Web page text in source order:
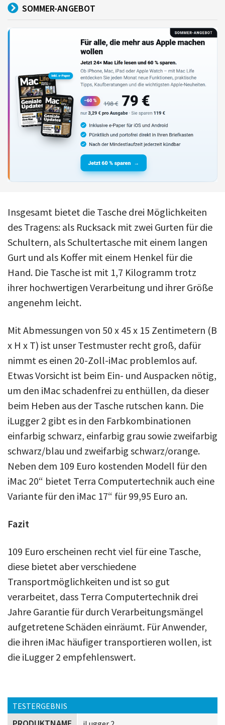
SOMMER-ANGEBOT
Insgesamt bietet die Tasche drei Möglichkeiten
des Tragens: als Rucksack mit zwei Gurten für die
Schultern, als Schultertasche mit einem langen
Gurt und als Koffer mit einem Henkel für die
Hand. Die Tasche ist mit 1,7 Kilogramm trotz
ihrer hochwertigen Verarbeitung und ihrer Größe
angenehm leicht.
Mit Abmessungen von 50 x 45 x 15 Zentimetern (B
x H x T) ist unser Testmuster recht groß, dafür
nimmt es einen 20-Zoll-iMac problemlos auf.
Etwas Vorsicht ist beim Ein- und Auspacken nötig,
um den iMac schadenfrei zu enthüllen, da dieser
beim Heben aus der Tasche rutschen kann. Die
iLugger 2 gibt es in den Farbkombinationen
einfarbig schwarz, einfarbig grau sowie zweifarbig
schwarz/blau und zweifarbig schwarz/orange.
Neben dem 109 Euro kostenden Modell für den
iMac 20“ bietet Terra Computertechnik auch eine
Variante für den iMac 17“ für 99,95 Euro an.
Fazit
109 Euro erscheinen recht viel für eine Tasche,
diese bietet aber verschiedene
Transportmöglichkeiten und ist so gut
verarbeitet, dass Terra Computertechnik drei
Jahre Garantie für durch Verarbeitungsmängel
aufgetretene Schäden einräumt. Für Anwender,
die ihren iMac häufiger transportieren wollen, ist
die iLugger 2 empfehlenswert.
TESTERGEBNIS